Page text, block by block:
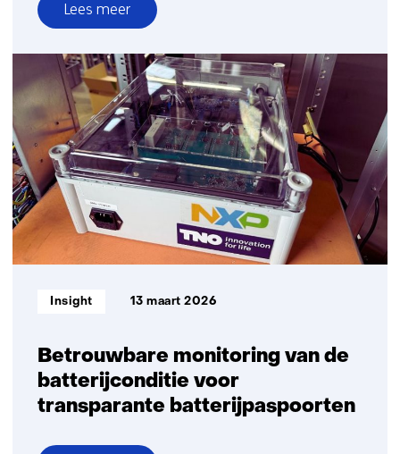
Lees meer
over
Varen
met
een
motor
die
alleen
water
uitlaat?
Mitsubishi
TNO
dat
kan
Betrouwbare monitoring van de
batterijconditie voor
transparante batterijpaspoorten
Informatietype:
Insight 13 maart 2026